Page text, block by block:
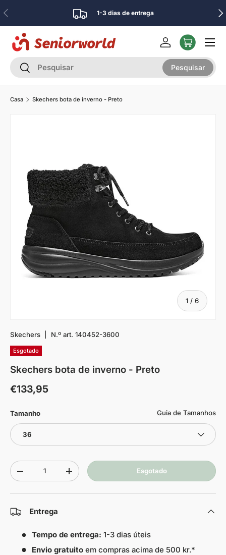
Ir para o conteúdo
Anterior 1-3 dias de entrega
Pesquisar
Pesquisar Pesquisar
Iniciar sessão
Casa Skechers bota de inverno - Preto
1 / De
6
Skechers N.º art. 140452-3600
Esgotado
Skechers bota de inverno - Preto
€133,95
Tamanho Guia de Tamanhos
36
Quantidade
-
+ Esgotado
Entrega
Tempo de entrega: 1-3 dias úteis
Envio gratuitoem compras acima de 500 kr.*